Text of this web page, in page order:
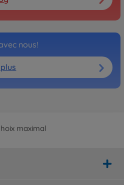
nous!
officielle du fabricant
maximal
personnalisé
rapide